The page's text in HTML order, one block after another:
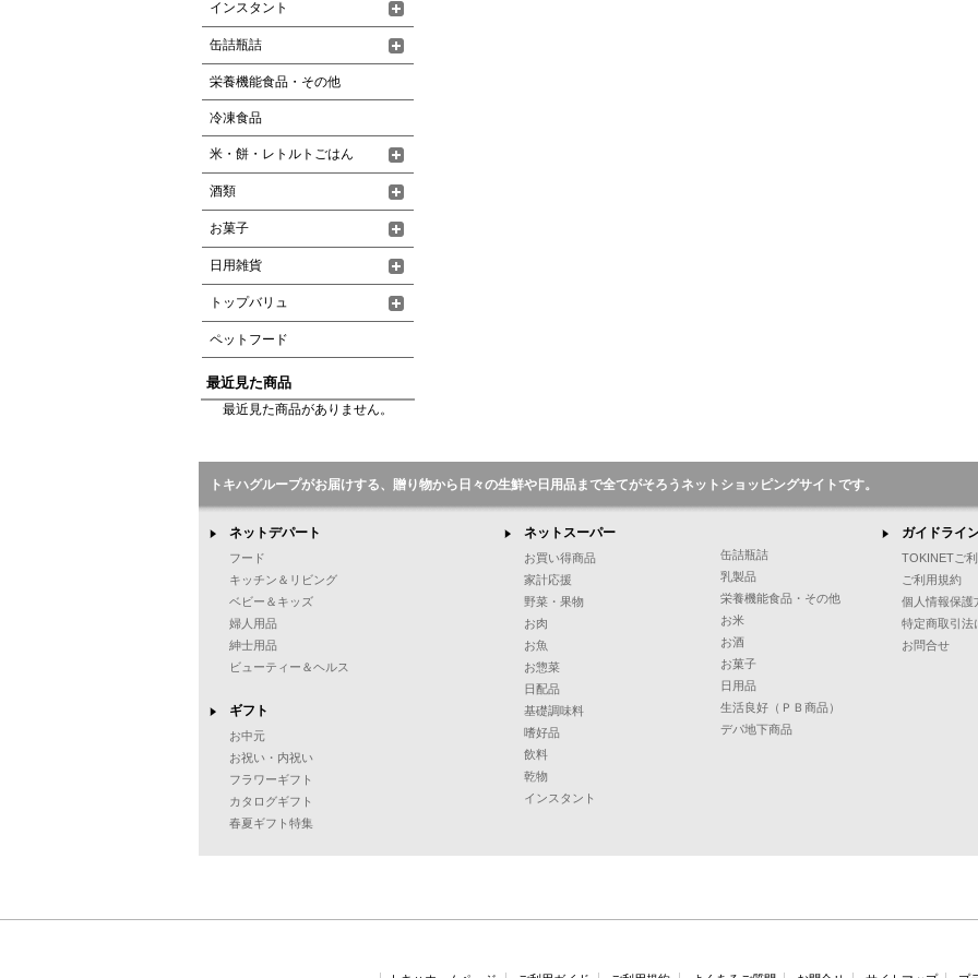
インスタント
缶詰瓶詰
栄養機能食品・その他
冷凍食品
米・餅・レトルトごはん
酒類
お菓子
日用雑貨
トップバリュ
ペットフード
最近見た商品
最近見た商品がありません。
トキハグループがお届けする、贈り物から日々の生鮮や日用品まで全てがそろうネットショッピングサイトです。
ネットデパート
フード
キッチン＆リビング
ベビー＆キッズ
婦人用品
紳士用品
ビューティー＆ヘルス
ギフト
お中元
お祝い・内祝い
フラワーギフト
カタログギフト
春夏ギフト特集
ネットスーパー
お買い得商品
家計応援
野菜・果物
お肉
お魚
お惣菜
日配品
基礎調味料
嗜好品
飲料
乾物
インスタント
缶詰瓶詰
乳製品
栄養機能食品・その他
お米
お酒
お菓子
日用品
生活良好（ＰＢ商品）
デパ地下商品
ガイドライ
TOKINETご
ご利用規約
個人情報保護
特定商取引法
お問合せ